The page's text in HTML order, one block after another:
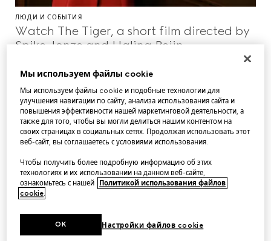
ЛЮДИ И СОБЫТИЯ
Watch The Tiger, a short film directed by
Spike Jonze and Halina Reijn.
Мы используем файлы cookie
Мы используем файлы cookie и подобные технологии для
улучшения навигации по сайту, анализа использования сайта и
повышения эффективности нашей маркетинговой деятельности, а
также для того, чтобы вы могли делиться нашим контентом на
своих страницах в социальных сетях. Продолжая использовать этот
веб-сайт, вы соглашаетесь с условиями использования.
Чтобы получить более подробную информацию об этих
технологиях и их использовании на данном веб-сайте,
ознакомьтесь с нашей
Политикой использования файлов
cookie.
Настройки файлов cookie
OK